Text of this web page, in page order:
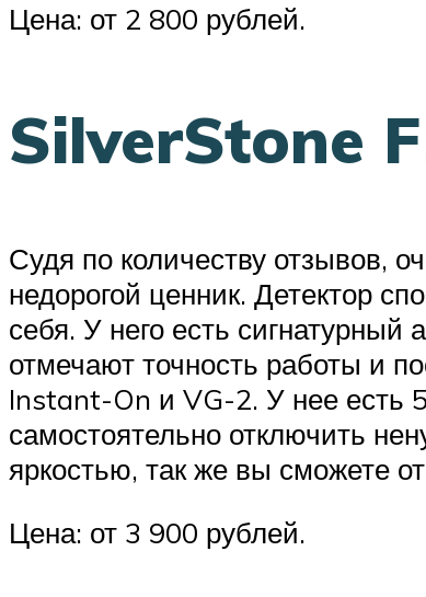
Цена: от 2 800 рублей.
SilverStone
Судя по количеству отзывов,
недорогой ценник. Детектор
себя. У него есть
отмечают точность работы и
Instant-On и VG-2. У нее есть
самостоятельно отключить
яркостью, так же вы сможете
Цена: от 3 900 рублей.